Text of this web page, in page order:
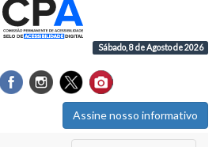
Sábado, 8 de Agosto de 2026
Assine nosso informativo